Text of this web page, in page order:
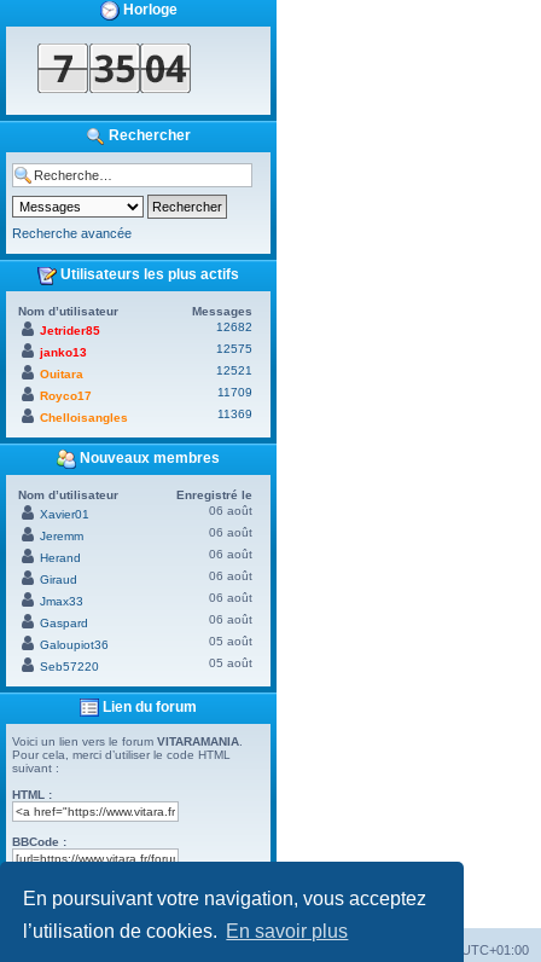
En poursuivant votre navigation, vous acceptez
l’utilisation de cookies. En savoir plus
Horloge
Rechercher
Recherche avancée
Utilisateurs les plus actifs
Nom d’utilisateur
Messages
Jetrider85
12682
janko13
12575
Ouitara
12521
Royco17
11709
Chelloisangles
11369
Nouveaux membres
Nom d’utilisateur
Enregistré le
Xavier01
06 août
Jeremm
06 août
Herand
06 août
Giraud
06 août
Jmax33
06 août
Gaspard
06 août
Galoupiot36
05 août
Seb57220
05 août
Lien du forum
Voici un lien vers le forum VITARAMANIA
Pour cela, merci d’utiliser le code HTML
suivant :
HTML :
BBCode :
Powered byBoard3 Portal© 2009 - 2023 Board3 Group
UTC+01:00